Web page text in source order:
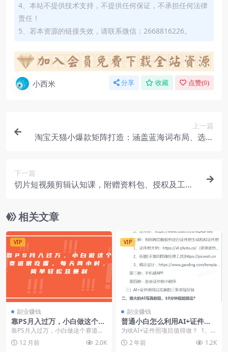
4、本站不提供技术支持，不提供任何保证，不承担任何法律
责任！
5、若本资源的链接失效，请联系微信：2668816226。
小西米 分享 收藏 点赞(0)
上一篇
淘宝天猫小爆款矩阵打造：涵盖蓝海词布局、选品
下一篇
切片短视频剪辑认知课，附赠资料包、授权及工具
相关文章
VIP
副业赚钱
靠PS月入过万，小白做这个赛
道很吃香。每天两小时，简单
轻松且暴利
靠PS月入过万，小白做这个赛道很
吃香。每天两小时，简单轻松且暴
利 12 月前 2.0K
VIP
副业赚钱
普通小白怎么利用AI+证件照
日变现600+？
为啥AI+证件照项目值得做？ ​ 1、市
场需求火爆​ 大家可以想一下，证件
照是不...
2 年前 1.2K